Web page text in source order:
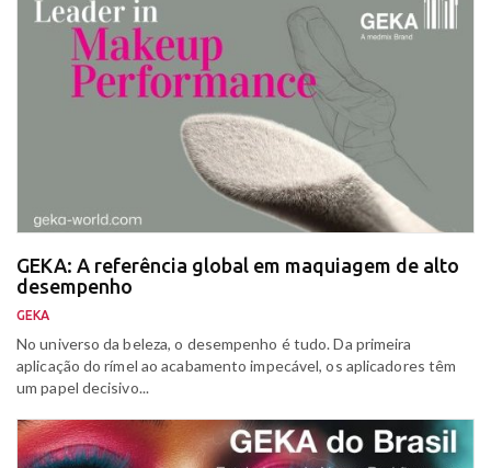
GEKA: A referência global em maquiagem de alto
desempenho
GEKA
No universo da beleza, o desempenho é tudo. Da primeira
aplicação do rímel ao acabamento impecável, os aplicadores têm
um papel decisivo...